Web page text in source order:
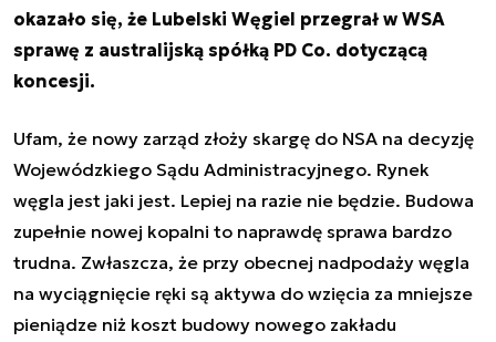
okazało się, że Lubelski Węgiel przegrał w WSA
sprawę z australijską spółką PD Co. dotyczącą
koncesji.
Ufam, że nowy zarząd złoży skargę do NSA na decyzję
Wojewódzkiego Sądu Administracyjnego. Rynek
węgla jest jaki jest. Lepiej na razie nie będzie. Budowa
zupełnie nowej kopalni to naprawdę sprawa bardzo
trudna. Zwłaszcza, że przy obecnej nadpodaży węgla
na wyciągnięcie ręki są aktywa do wzięcia za mniejsze
pieniądze niż koszt budowy nowego zakładu